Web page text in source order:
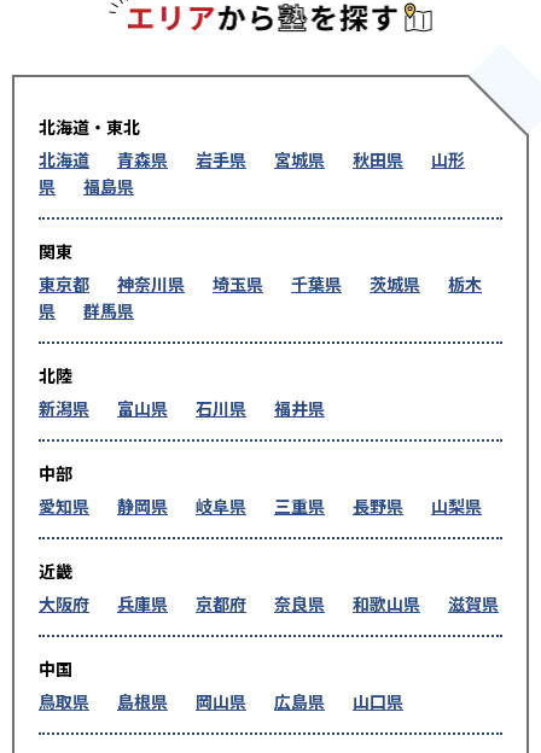
北海道・東北
北海道
青森県 岩手県 宮城県 秋田県
山形
県
福島県
関東
東京都
神奈川県 埼玉県 千葉県 茨城県
栃木
県
群馬県
北陸
新潟県
富山県 石川県 福井県
中部
愛知県
静岡県 岐阜県 三重県 長野県 山梨県
近畿
大阪府
兵庫県 京都府 奈良県 和歌山県 滋賀県
中国
鳥取県
島根県 岡山県 広島県 山口県